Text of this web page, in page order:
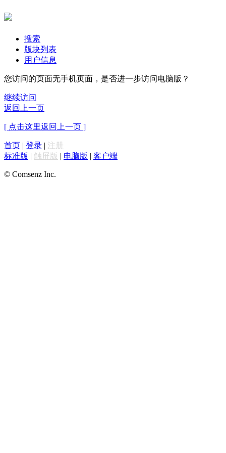
搜索
版块列表
用户信息
您访问的页面无手机页面，是否进一步访问电脑版？
继续访问
返回上一页
[ 点击这里返回上一页 ]
首页 | 登录 | 注册
标准版 | 触屏版 | 电脑版 | 客户端
© Comsenz Inc.